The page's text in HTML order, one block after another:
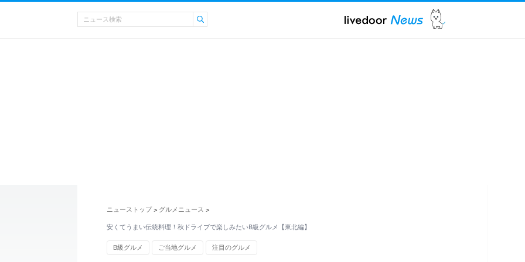
ニューストップ > グルメニュース >
安くてうまい伝統料理！秋ドライブで楽しみたいB級グルメ【東北編】
B級グルメ ご当地グルメ 注目のグルメ